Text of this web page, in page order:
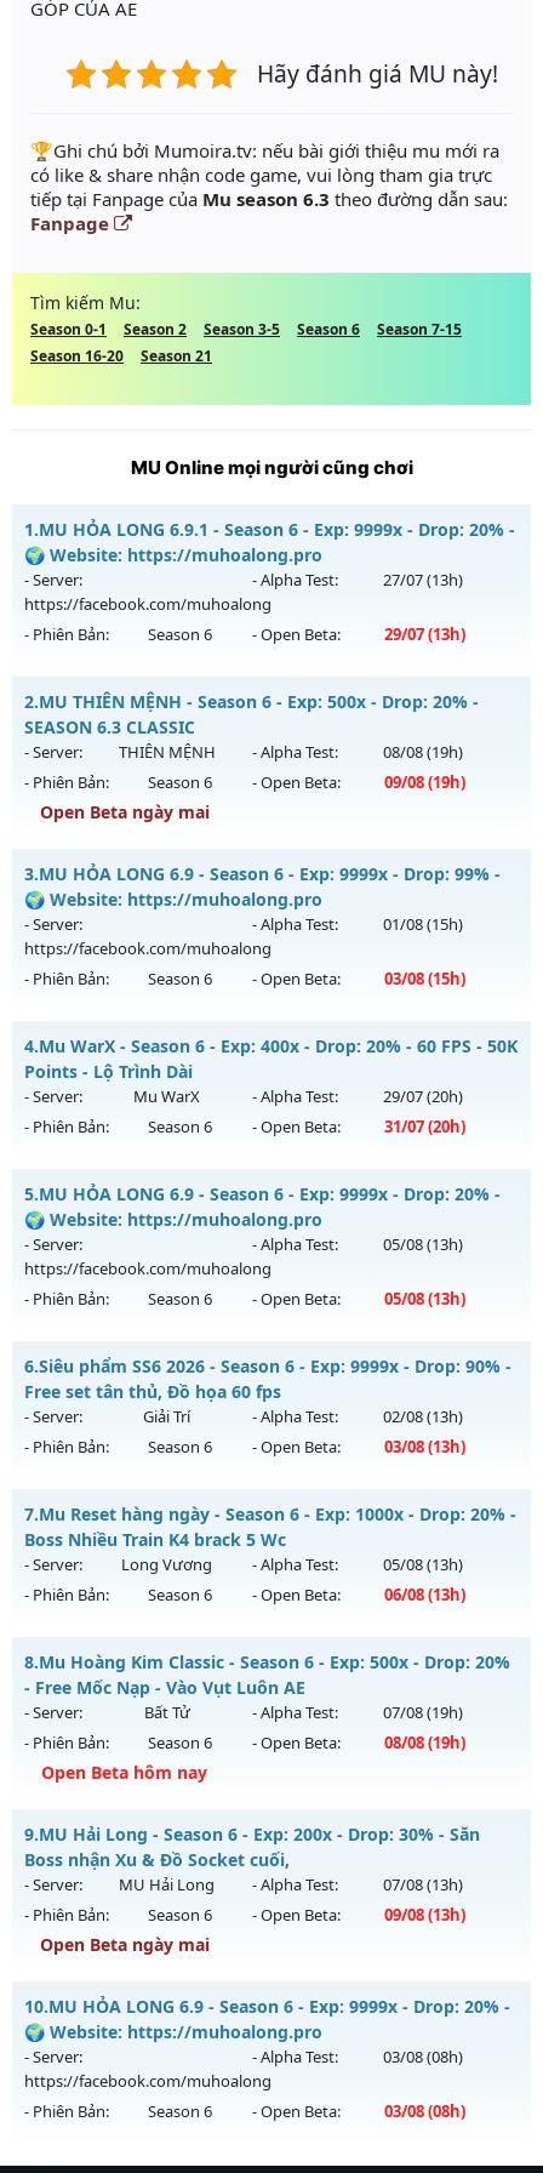
GÓP CỦA AE
Hãy đánh giá MU này!
️🏆Ghi chú bởi Mumoira.tv: nếu bài giới thiệu mu mới ra
có like & share nhận code game, vui lòng tham gia trực
tiếp tại Fanpage của Mu season 6.3 theo đường dẫn sau:
Fanpage
Tìm kiếm Mu:
Season 0-1 Season 2 Season 3-5 Season 6
Season 7-15
Season 16-20
Season 21
MU Online mọi người cũng chơi
1.MU HỎA LONG 6.9.1 - Season 6 - Exp: 9999x - Drop: 20% -
🌍 Website: https://muhoalong.pro
- Server:
https://facebook.com/muhoalong
- Alpha Test: 27/07(13h)
- Phiên Bản: Season 6 - Open Beta: 29/07(13h)
MU HỎA LONG 6.9.1 - 🌍 Website: https://muhoalong.pro
Mu mới ra tháng 07 2026 - Mở máy chủ
https://facebook.com/muhoalongvào 13h ngày
29/07/2626
Exp: 9999x - Drop: 20%
Thể loại: Mu Nguyên bản Webzen
Antihack: Xshiel
2.MU THIÊN MỆNH - Season 6 - Exp: 500x - Drop: 20% -
SEASON 6.3 CLASSIC
- Server: THIÊN MỆNH - Alpha Test: 08/08(19h)
- Phiên Bản:
Season 6 - Open Beta: 09/08(19h)
Open Beta ngày mai
MU THIÊN MỆNH - SEASON 6.3 CLASSIC
Mu mới ra tháng 08 2026 - Mở máy chủ
19h ngày 09/08/2626
Exp: 500x - Drop: 20%
Antihack: Antihack chạy bằng cơm
3.MU HỎA LONG 6.9 - Season 6 - Exp: 9999x - Drop: 99% -
🌍 Website: https://muhoalong.pro
- Server:
https://facebook.com/muhoalong
- Alpha Test: 01/08(15h)
- Phiên Bản: Season 6 - Open Beta: 03/08(15h)
Mu mới ra tháng 08 2026 - Mở máy chủ
https://facebook.com/muhoalongvào 15h ngày
03/08/2626
Kiểu reset: Non Reset
Thể loại: Mu Nguyên bản Webzen
Antihack: XShield
4.Mu WarX - Season 6 - Exp: 400x - Drop: 20% - 60 FPS - 50K
Points - Lộ Trình Dài
- Server: Mu WarX - Alpha Test: 29/07(20h)
- Phiên Bản:
Season 6 - Open Beta: 31/07(20h)
Mu WarX - 60 FPS - 50K Points - Lộ Trình Dài
Mu mới ra tháng 07 2026 - Mở máy chủ
ngày 31/07/2626
Exp: 400x - Drop: 20%
Thể loại: Mu Custom thêm đồ mới
Antihack: UGK Shield + Phoenix
5.MU HỎA LONG 6.9 - Season 6 - Exp: 9999x - Drop: 20% -
🌍 Website: https://muhoalong.pro
- Server:
https://facebook.com/muhoalong
- Alpha Test: 05/08(13h)
- Phiên Bản: Season 6 - Open Beta: 05/08(13h)
MU HỎA LONG 6.9 - 🌍 Website: https://muhoalong.pro
Mu mới ra tháng 08 2026 - Mở máy chủ
https://facebook.com/muhoalongvào 13h ngày
05/08/2626
Kiểu reset: Non Reset
Thể loại: Mu Nguyên bản Webzen
Antihack: XShield
6.Siêu phẩm SS6 2026 - Season 6 - Exp: 9999x - Drop: 90% -
Free set tân thủ, Đồ họa 60 fps
- Server: Giải Trí - Alpha Test: 02/08(13h)
- Phiên Bản:
Season 6 - Open Beta: 03/08(13h)
Siêu phẩm SS6 2026 - Free set tân thủ, Đồ họa 60 fps
Mu mới ra tháng 08 2026 - Mở máy chủ
ngày 03/08/2626
Exp: 9999x - Drop: 90%
Thể loại: Mu Bán Đồ Full Trong Shop
Antihack: Anti Phoenix
7.Mu Reset hàng ngày - Season 6 - Exp: 1000x - Drop: 20% -
Boss Nhiều Train K4 brack 5 Wc
- Server: Long Vương - Alpha Test: 05/08(13h)
- Phiên Bản:
Season 6 - Open Beta: 06/08(13h)
Mu Reset hàng ngày - Boss Nhiều Train K4 brack 5 Wc
Mu mới ra tháng 08 2026 - Mở máy chủ
13h ngày 06/08/2626
Exp: 1000x - Drop: 20%
Kiểu reset: Reset In Game
Antihack: GameGuard
8.Mu Hoàng Kim Classic - Season 6 - Exp: 500x - Drop: 20%
- Free Mốc Nạp - Vào Vụt Luôn AE
- Server: Bất Tử - Alpha Test: 07/08(19h)
- Phiên Bản:
Season 6 - Open Beta: 08/08(19h)
Open Beta hôm nay
Mu Hoàng Kim Classic - Free Mốc Nạp - Vào Vụt Luôn AE
Mu mới ra tháng 08 2026 - Mở máy chủ
ngày 08/08/2626
Exp: 500x - Drop: 20%
Kiểu reset: Reset In Game
Thể loại: Mu Nguyên bản Webzen
Antihack: X-Team
9.MU Hải Long - Season 6 - Exp: 200x - Drop: 30% - Săn
Boss nhận Xu & Đồ Socket cuối,
- Server: MU Hải Long - Alpha Test: 07/08(13h)
- Phiên Bản:
Season 6 - Open Beta: 09/08(13h)
Open Beta ngày mai
MU Hải Long - Săn Boss nhận Xu & Đồ Socket cuối,
Mu mới ra tháng 08 2026 - Mở máy chủ
13h ngày 09/08/2626
Exp: 200x - Drop: 30%
Thể loại: Mu Nguyên bản Webzen
10.MU HỎA LONG 6.9 - Season 6 - Exp: 9999x - Drop: 20% -
🌍 Website: https://muhoalong.pro
- Server:
https://facebook.com/muhoalong
- Alpha Test: 03/08(08h)
- Phiên Bản: Season 6 - Open Beta: 03/08(08h)
MU HỎA LONG 6.9 - 🌍 Website: https://muhoalong.pro